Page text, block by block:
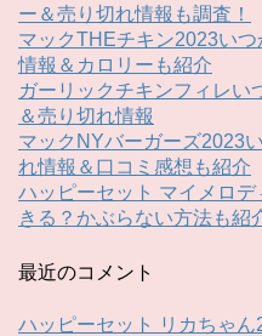
ー＆売り切れ情報も調査！
マックTHEチキン2023い
情報＆カロリーも紹介
ガーリックチキンフィレい
＆売り切れ情報
マックNYバーガーズ2023
れ情報＆口コミ感想も紹介
ハッピーセット マイメロ
きる？かぶらない方法も紹
最近のコメント
ハッピーセット リカちゃ